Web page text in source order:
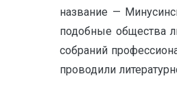
название —
подобные общества
собраний
проводили